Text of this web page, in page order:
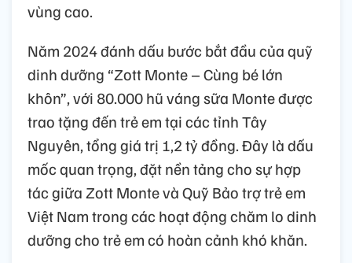
vùng cao.
Năm 2024 đánh dấu bước bắt đầu của quỹ
dinh dưỡng “Zott Monte – Cùng bé lớn
khôn”, với 80.000 hũ váng sữa Monte được
trao tặng đến trẻ em tại các tỉnh Tây
Nguyên, tổng giá trị 1,2 tỷ đồng. Đây là dấu
mốc quan trọng, đặt nền tảng cho sự hợp
tác giữa Zott Monte và Quỹ Bảo trợ trẻ em
Việt Nam trong các hoạt động chăm lo dinh
dưỡng cho trẻ em có hoàn cảnh khó khăn.